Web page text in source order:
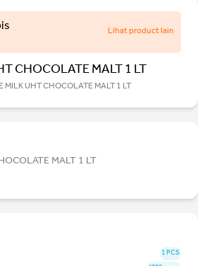
Lihat product lain
CHOCOLATE MALT 1 LT
MILK UHT CHOCOLATE MALT 1 LT
MALT 1 LT
1 PCS